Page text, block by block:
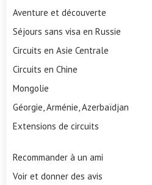
Aventure et découverte
Séjours sans visa en Russie
Circuits en Asie Centrale
Circuits en Chine
Mongolie
Géorgie, Arménie, Azerbaïdjan
Extensions de circuits
Recommander à un ami
Voir et donner des avis